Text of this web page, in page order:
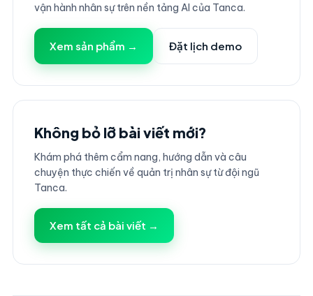
vận hành nhân sự trên nền tảng AI của Tanca.
Xem sản phẩm → Đặt lịch demo
Không bỏ lỡ bài viết mới?
Khám phá thêm cẩm nang, hướng dẫn và câu
chuyện thực chiến về quản trị nhân sự từ đội ngũ
Tanca.
Xem tất cả bài viết →